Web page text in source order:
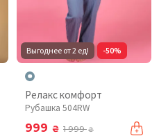
Выгоднее от 2 ед! -50%
Релакс комфорт
Рубашка 504RW
999 ₴ 1 999₴